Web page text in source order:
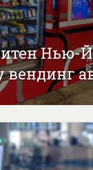
Нью-
вендинг